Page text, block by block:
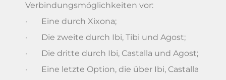
Verbindungsmöglichkeiten vor:
· Eine durch Xixona;
· Die zweite durch Ibi, Tibi und Agost;
· Die dritte durch Ibi, Castalla und Agost;
· Eine letzte Option, die über Ibi, Castalla